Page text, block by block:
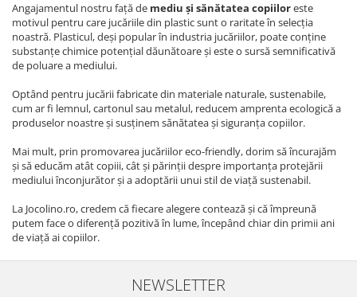
Angajamentul nostru față de mediu și sănătatea copiiloreste
motivul pentru care jucăriile din plastic sunt o raritate în selecția
noastră. Plasticul, deși popular în industria jucăriilor, poate conține
substanțe chimice potențial dăunătoare și este o sursă semnificativă
de poluare a mediului.
Optând pentru jucării fabricate din materiale naturale, sustenabile,
cum ar fi lemnul, cartonul sau metalul, reducem amprenta ecologică a
produselor noastre și susținem sănătatea și siguranța copiilor.
Mai mult, prin promovarea jucăriilor eco-friendly, dorim să încurajăm
și să educăm atât copiii, cât și părinții despre importanța protejării
mediului înconjurător și a adoptării unui stil de viață sustenabil.
La Jocolino.ro, credem că fiecare alegere contează și că împreună
putem face o diferență pozitivă în lume, începând chiar din primii ani
de viață ai copiilor.
NEWSLETTER